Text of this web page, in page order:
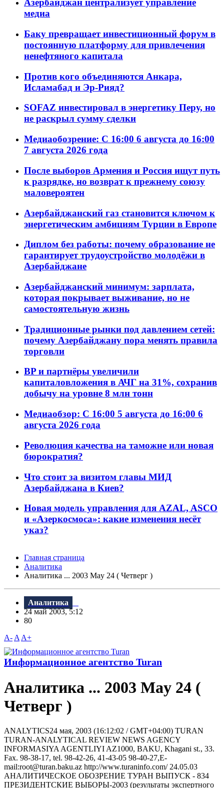
Азербайджан централизует управление
медиа
Баку превращает инвестиционный форум в
постоянную платформу для привлечения
ненефтяного капитала
Против кого объединяются Анкара,
Исламабад и Эр-Рияд?
SOFAZ инвестировал в энергетику Перу, но
не раскрыл сумму сделки
Медиаобозрение: С 16:00 6 августа до 16:00
7 августа 2026 года
После выборов Армения и Россия ищут путь
к разрядке, но возврат к прежнему союзу
маловероятен
Азербайджанский газ становится ключом к
энергетическим амбициям Турции в Европе
Диплом без работы: почему образование не
гарантирует трудоустройство молодёжи в
Азербайджане
Азербайджанский минимум: зарплата,
которая покрывает выживание, но не
самостоятельную жизнь
Традиционные рынки под давлением сетей:
почему Азербайджану пора менять правила
торговли
BP и партнёры увеличили
капиталовложения в АЧГ на 31%, сохранив
добычу на уровне 8 млн тонн
Медиаобзор: С 16:00 5 августа до 16:00 6
августа 2026 года
Революция качества на таможне или новая
бюрократия?
Что стоит за визитом главы МИД
Азербайджана в Киев?
Новая модель управления для AZAL, ASCO
и «Азеркосмоса»: какие изменения несёт
указ?
Главная страница
Аналитика
Аналитика ... 2003 May 24 ( Четверг )
Аналитика
24 май 2003, 5:12
80
A- A A+
Информационное агентство Turan
Аналитика ... 2003 May 24 (
Четверг )
ANALYTICS24 мая, 2003 (16:12:02 / GMT+04:00) TURAN
TURAN-ANALYTICAL REVIEW NEWS AGENCY
INFORMASIYA AGENTLIYI AZ1000, BAKU, Khagani st., 33.
Fax. 98-38-17, tel. 98-42-26, 41-43-05 98-40-27,E-
mail:root@turan.baku.az httр://www.turaninfo.com/ 24.05.03
АНАЛИТИЧЕСКОЕ ОБОЗРЕНИЕ ТУРАН ВЫПУСК - 834
ПРЕЗИДЕНТСКИЕ ВЫБОРЫ-2003 (результаты экспертного